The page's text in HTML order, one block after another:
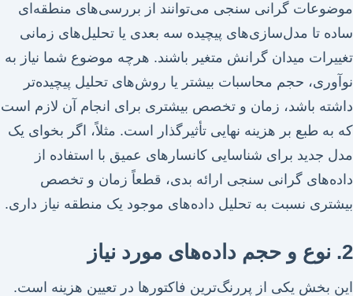
موضوعات گرانی سنجی می‌توانند از بررسی‌های منطقه‌ای
ساده تا مدل‌سازی‌های پیچیده سه بعدی یا تحلیل‌های زمانی
تغییرات میدان گرانش متغیر باشند. هرچه موضوع شما نیاز به
نوآوری، حجم محاسبات بیشتر یا روش‌های تحلیل پیچیده‌تر
داشته باشد، زمان و تخصص بیشتری برای انجام آن لازم است
که به طبع بر هزینه نهایی تأثیرگذار است. مثلاً، اگر بخوای یک
مدل جدید برای شناسایی کانسارهای عمیق با استفاده از
داده‌های گرانی سنجی ارائه بدی، قطعاً زمان و تخصص
بیشتری نسبت به تحلیل داده‌های موجود یک منطقه نیاز داری.
2. نوع و حجم داده‌های مورد نیاز
این بخش یکی از پررنگ‌ترین فاکتورها در تعیین هزینه است.